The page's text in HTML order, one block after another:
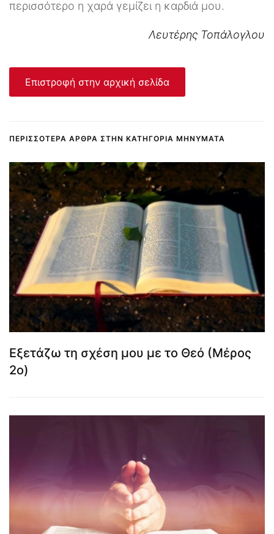
περισσότερο η χαρά γεμίζει η καρδιά μου.
Λευτέρης Τοπάλογλου
Επιστροφή στην αρχική σελίδα
ΠΕΡΙΣΣΌΤΕΡΑ ΆΡΘΡΑ ΣΤΗΝ ΚΑΤΗΓΟΡΊΑ ΜΗΝΎΜΑΤΑ
Εξετάζω τη σχέση μου με το Θεό (Μέρος
2ο)